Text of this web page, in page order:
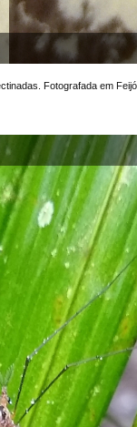
Fotografada em